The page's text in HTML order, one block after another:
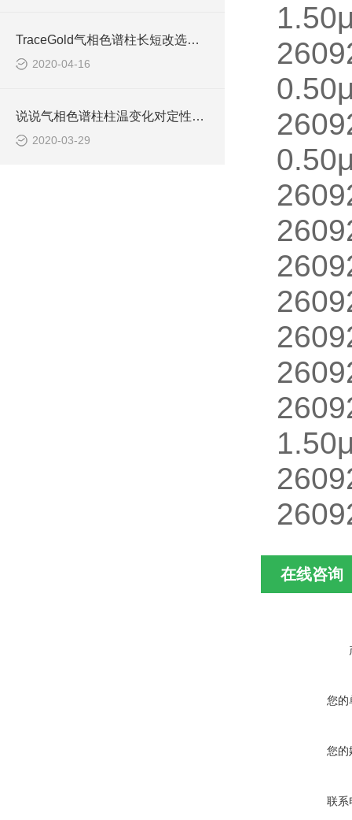
TraceGold气相色谱柱长短改选择的标准是什么呢
2020-04-16
说说气相色谱柱柱温变化对定性结果的影响
2020-03-29
在线咨询
您的
您的
联系